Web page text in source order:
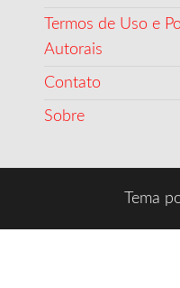
Termos de Uso e
Autorais
Contato
Sobre
Tema